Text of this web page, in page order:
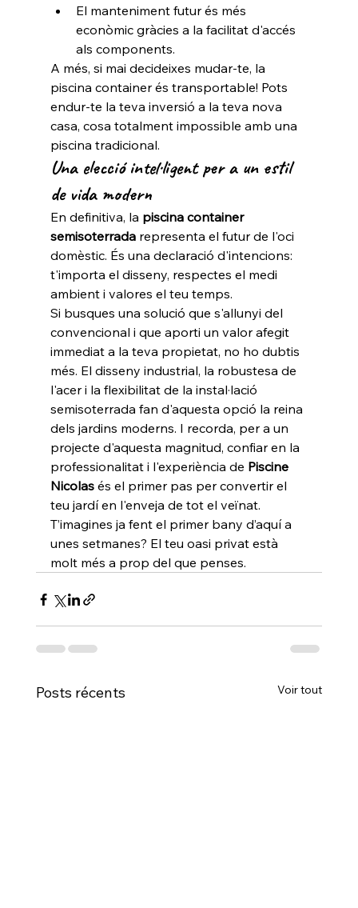
El manteniment futur és més
econòmic gràcies a la facilitat d'accés
als components.
A més, si mai decideixes mudar-te, la
piscina container és transportable! Pots
endur-te la teva inversió a la teva nova
casa, cosa totalment impossible amb una
piscina tradicional.
Una elecció intel·ligent per a un estil
de vida modern
En definitiva, la piscina container
semisoterrada representa el futur de l'oci
domèstic. És una declaració d'intencions:
t'importa el disseny, respectes el medi
ambient i valores el teu temps.
Si busques una solució que s'allunyi del
convencional i que aporti un valor afegit
immediat a la teva propietat, no ho dubtis
més. El disseny industrial, la robustesa de
l'acer i la flexibilitat de la instal·lació
semisoterrada fan d'aquesta opció la reina
dels jardins moderns. I recorda, per a un
projecte d'aquesta magnitud, confiar en la
professionalitat i l'experiència de Piscine
Nicolas és el primer pas per convertir el
teu jardí en l'enveja de tot el veïnat.
T’imagines ja fent el primer bany d’aquí a
unes setmanes? El teu oasi privat està
molt més a prop del que penses.
Posts récents Voir tout